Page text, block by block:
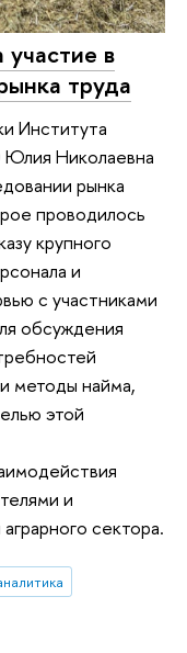
в
труда
Института
Николаевна
рынка
проводилось
крупного
и
с участниками
обсуждения
методы найма,
этой
и
сектора.